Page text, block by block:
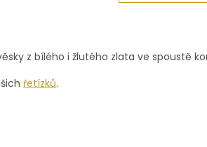
l
z bílého i žlutého zlata ve spoustě
řetízků.